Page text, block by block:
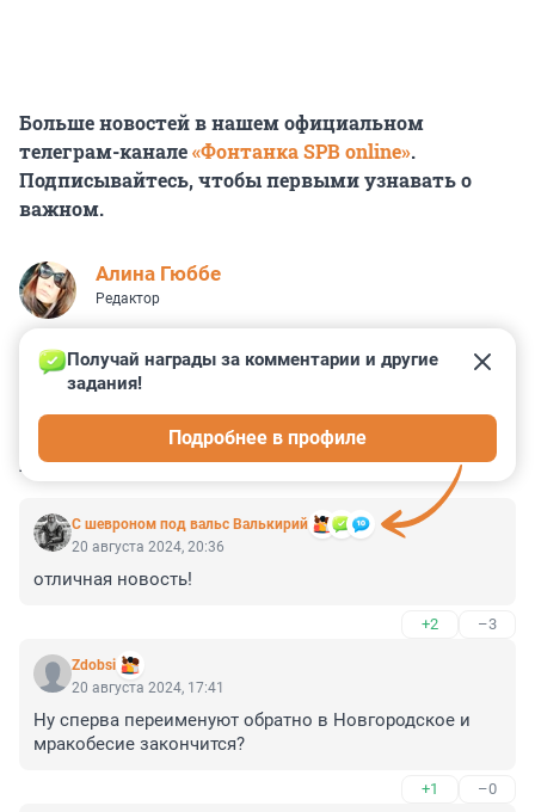
Больше новостей в нашем официальном
телеграм-канале«Фонтанка SPB online».
Подписывайтесь, чтобы первыми узнавать о
важном.
Алина Гюббе
Редактор
КОММЕНТАРИИ 33
С шевроном под вальс Валькирий
Получай награды за комментарии и другие
задания!
Подробнее в профиле
20 августа 2024, 20:36
отличная новость!
+2 –3
Zdobsi
20 августа 2024, 17:41
Ну сперва переименуют обратно в Новгородское и
мракобесие закончится?
+1 –0